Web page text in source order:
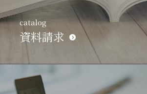
catalog
資料請求